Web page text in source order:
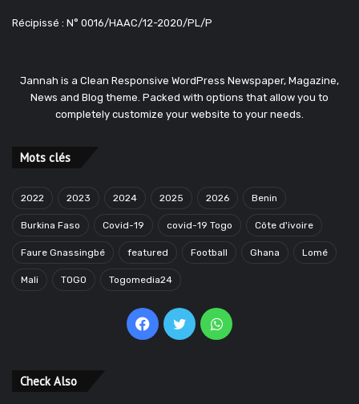
Récipissé : N° 0016/HAAC/12-2020/PL/P
Jannah is a Clean Responsive WordPress Newspaper, Magazine,
News and Blog theme. Packed with options that allow you to
completely customize your website to your needs.
Mots clés
2022 2023 2024 2025 2026 Benin
Burkina Faso Covid-19 covid-19 Togo Côte d'ivoire
Faure Gnassingbé featured Football Ghana Lomé
Mali TOGO Togomedia24
Facebook
TwitterWhatsApp
Check Also